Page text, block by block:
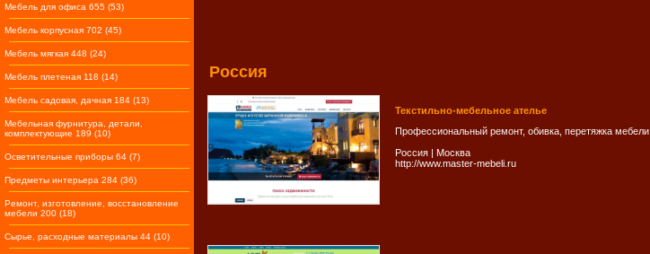
Мебель для офиса 655 (53)
Мебель корпусная 702 (45)
Мебель мягкая 448 (24)
Мебель плетеная 118 (14)
Мебель садовая, дачная 184 (13)
Мебельная фурнитура, детали,
комплектующие 189 (10)
Осветительные приборы 64 (7)
Предметы интерьера 284 (36)
Ремонт, изготовление, восстановление
мебели 200 (18)
Сырье, расходные материалы 44 (10)
Россия
Текстильно-мебельное ателье
Профессиональный ремонт, обивка, перетяжка мебели
Россия | Москва
http://www.master-mebeli.ru